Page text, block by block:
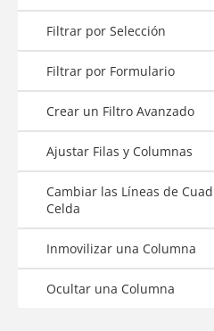
Filtrar por Selección
Filtrar por Formulario
Crear un Filtro Avanzado
Ajustar Filas y Columnas
Cambiar las Líneas de
Celda
Inmovilizar una Columna
Ocultar una Columna